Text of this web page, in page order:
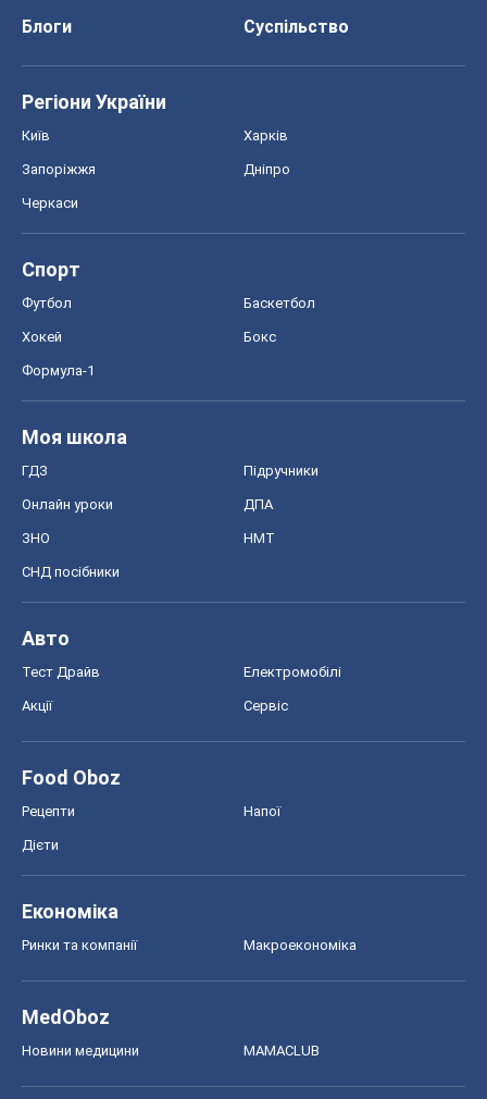
Блоги
Суспільство
Регіони України
Київ Харків
Запоріжжя Дніпро
Черкаси
Спорт
Футбол Баскетбол
Хокей Бокс
Формула-1
Моя школа
ГДЗ Підручники
Онлайн уроки ДПА
ЗНО НМТ
СНД посібники
Авто
Тест Драйв Електромобілі
Акції Сервіс
Food Oboz
Рецепти Напої
Дієти
Економіка
Ринки та компанії Макроекономіка
MedOboz
Новини медицини MAMACLUB